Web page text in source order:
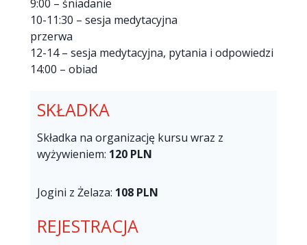
9:00 – śniadanie
10-11:30 – sesja medytacyjna
przerwa
12-14 – sesja medytacyjna, pytania i odpowiedzi
14:00 – obiad
SKŁADKA
Składka na organizację kursu wraz z
wyżywieniem: 120 PLN
Jogini z Żelaza: 108 PLN
REJESTRACJA